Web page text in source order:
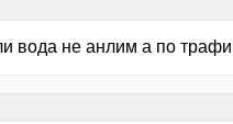
вода не анлим а по